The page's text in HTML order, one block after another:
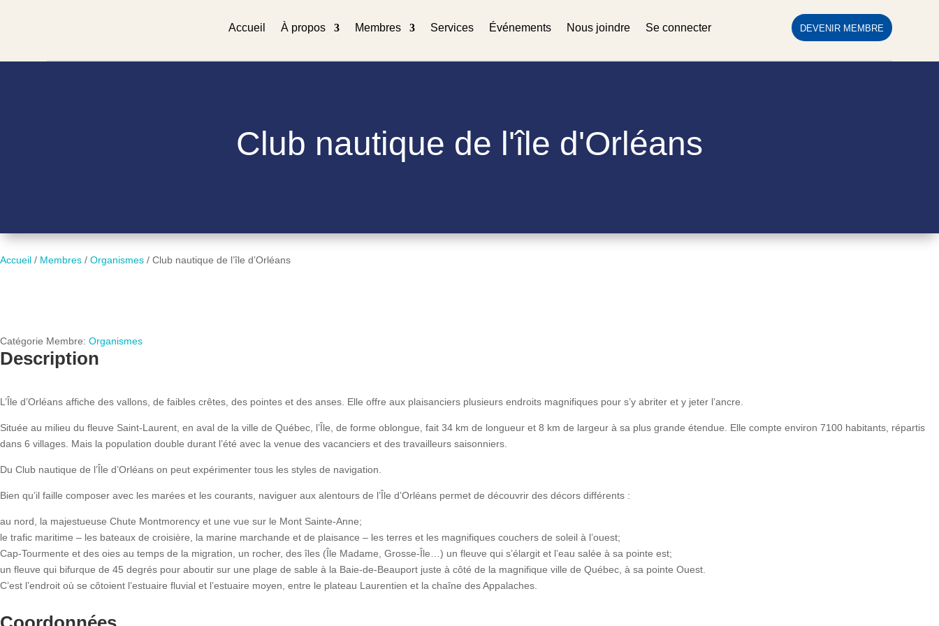
Accueil À propos Membres Services Événements Nous joindre Se connecter DEVENIR MEMBRE
Club nautique de l'île d'Orléans
Accueil / Membres / Organismes / Club nautique de l’île d’Orléans
Catégorie Membre: Organismes
Description
L’Île d’Orléans affiche des vallons, de faibles crêtes, des pointes et des anses. Elle offre aux plaisanciers plusieurs endroits magnifiques pour s’y abriter et y jeter l’ancre.
Située au milieu du fleuve Saint-Laurent, en aval de la ville de Québec, l’Île, de forme oblongue, fait 34 km de longueur et 8 km de largeur à sa plus grande étendue. Elle compte environ 7100 habitants, répartis
dans 6 villages. Mais la population double durant l’été avec la venue des vacanciers et des travailleurs saisonniers.
Du Club nautique de l’Île d’Orléans on peut expérimenter tous les styles de navigation.
Bien qu’il faille composer avec les marées et les courants, naviguer aux alentours de l’Île d’Orléans permet de découvrir des décors différents :
au nord, la majestueuse Chute Montmorency et une vue sur le Mont Sainte-Anne;
le trafic maritime – les bateaux de croisière, la marine marchande et de plaisance – les terres et les magnifiques couchers de soleil à l’ouest;
Cap-Tourmente et des oies au temps de la migration, un rocher, des îles (Île Madame, Grosse-Île…) un fleuve qui s’élargit et l’eau salée à sa pointe est;
un fleuve qui bifurque de 45 degrés pour aboutir sur une plage de sable à la Baie-de-Beauport juste à côté de la magnifique ville de Québec, à sa pointe Ouest.
C’est l’endroit où se côtoient l’estuaire fluvial et l’estuaire moyen, entre le plateau Laurentien et la chaîne des Appalaches.